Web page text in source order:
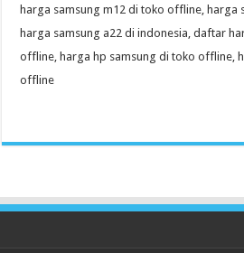
harga samsung m12 di toko offline, harga
harga samsung a22 di indonesia, daftar
offline, harga hp samsung di toko offline,
offline